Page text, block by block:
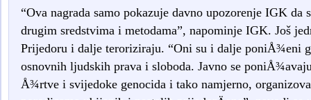
“Ova nagrada samo pokazuje davno upozorenje IGK da
drugim sredstvima i metodama”, napominje IGK. Još
Prijedoru i dalje teroriziraju. “Oni su i dalje poniÅ¾eni
osnovnih ljudskih prava i sloboda. Javno se
Å¾rtve i svijedoke genocida i tako namjerno,